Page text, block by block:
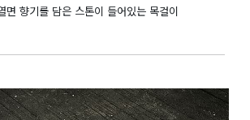
면 향기를 담은 스톤이 들어있는 목걸이